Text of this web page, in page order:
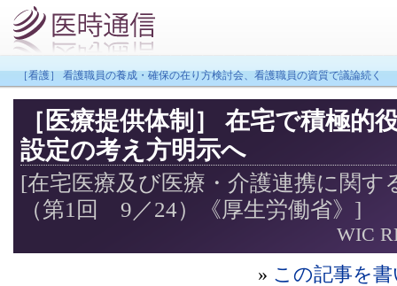
［看護］ 看護職員の養成・確保の在り方検討会、看護職員の資質で議論続く
［医療提供体制］ 在宅で積極的
設定の考え方明示へ
[在宅医療及び医療・介護連携に関
（第1回 9／24）《厚生労働省》]
WIC
» この記事を